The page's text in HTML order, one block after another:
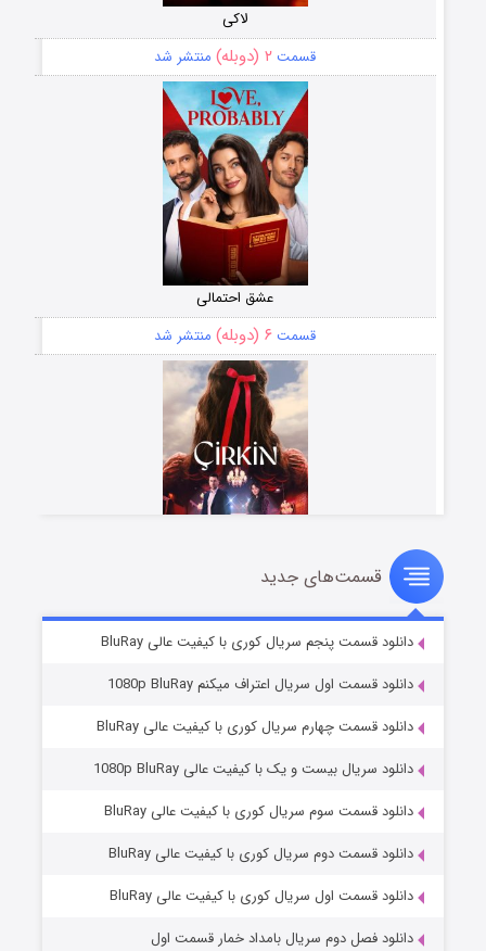
لاکی
قسمت ۲ (دوبله) منتشر شد
عشق احتمالی
قسمت ۶ (دوبله) منتشر شد
سریال زشت
قسمت۵ (زیرنویس) منتشر شد
وستی ها
قسمت۱ (زیرنویس) منتشر شد
قسمت‌های جدید
دانلود قسمت پنجم سریال کوری با کیفیت عالی BluRay
دانلود قسمت اول سریال اعتراف میکنم 1080p BluRay
دانلود قسمت چهارم سریال کوری با کیفیت عالی BluRay
دانلود سریال بیست و یک با کیفیت عالی 1080p BluRay
دانلود قسمت سوم سریال کوری با کیفیت عالی BluRay
دانلود قسمت دوم سریال کوری با کیفیت عالی BluRay
دانلود قسمت اول سریال کوری با کیفیت عالی BluRay
دانلود فصل دوم سریال بامداد خمار قسمت اول